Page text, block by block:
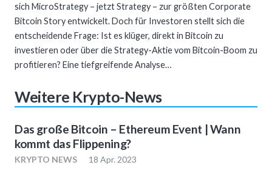
sich MicroStrategy – jetzt Strategy – zur größten Corporate
Bitcoin Story entwickelt. Doch für Investoren stellt sich die
entscheidende Frage: Ist es klüger, direkt in Bitcoin zu
investieren oder über die Strategy-Aktie vom Bitcoin-Boom zu
profitieren? Eine tiefgreifende Analyse…
Weitere Krypto-News
Das große Bitcoin – Ethereum Event | Wann
kommt das Flippening?
KRYPTO NEWS 18 Apr. 2023